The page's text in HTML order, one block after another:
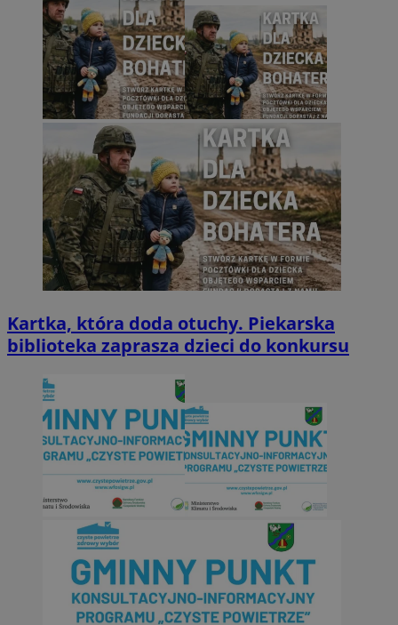
Kartka, która doda otuchy. Piekarska
biblioteka zaprasza dzieci do konkursu